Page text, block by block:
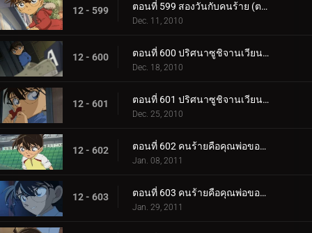
12 - 599 ตอนที่ 599 สองวันกับคนร้าย (ตอน 2)
Dec. 11, 2010
12 - 600 ตอนที่ 600 ปริศนาซูชิจานเวียน (ตอน 1)
Dec. 18, 2010
12 - 601 ตอนที่ 601 ปริศนาซูชิจานเวียน (ตอน 2)
Dec. 25, 2010
12 - 602 ตอนที่ 602 คนร้ายคือคุณพ่อของเก็นตะ (ตอน 1)
Jan. 08, 2011
12 - 603 ตอนที่ 603 คนร้ายคือคุณพ่อของเก็นตะ (ตอน 2)
Jan. 29, 2011